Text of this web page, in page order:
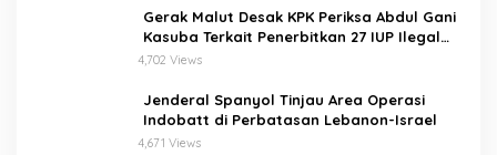
Gerak Malut Desak KPK Periksa Abdul Gani
Kasuba Terkait Penerbitkan 27 IUP Ilegal
dan Hasil Temuan BPK RI
4,702 Views
Jenderal Spanyol Tinjau Area Operasi
Indobatt di Perbatasan Lebanon-Israel
4,671 Views